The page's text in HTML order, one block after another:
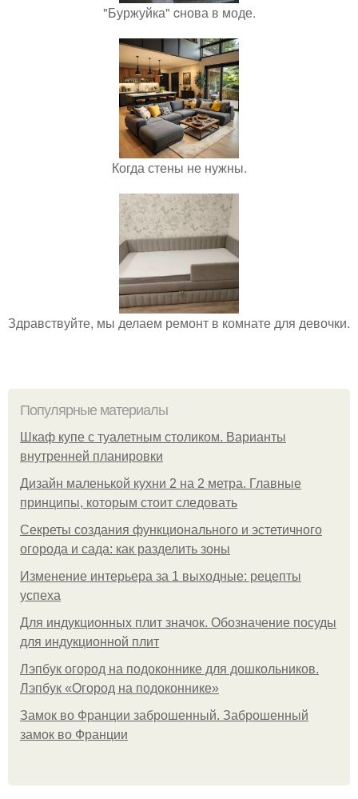
"Буржуйка" cнова в моде.
Когда стены не нужны.
Здравствуйте, мы делаем ремонт в комнате для девочки.
Популярные материалы
Шкаф купе с туалетным столиком. Варианты
внутренней планировки
Дизайн маленькой кухни 2 на 2 метра. Главные
принципы, которым стоит следовать
Секреты создания функционального и эстетичного
огорода и сада: как разделить зоны
Изменение интерьера за 1 выходные: рецепты
успеха
Для индукционных плит значок. Обозначение посуды
для индукционной плит
Лэпбук огород на подоконнике для дошкольников.
Лэпбук «Огород на подоконнике»
Замок во Франции заброшенный. Заброшенный
замок во Франции